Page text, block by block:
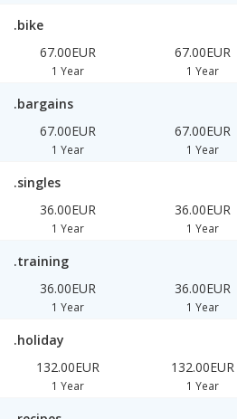
.bike
67.00EUR
1 Year
67.00EUR
1 Year
.bargains
67.00EUR
1 Year
67.00EUR
1 Year
.singles
36.00EUR
1 Year
36.00EUR
1 Year
.training
36.00EUR
1 Year
36.00EUR
1 Year
.holiday
132.00EUR
1 Year
132.00EUR
1 Year